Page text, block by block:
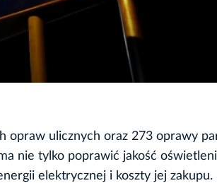
opraw ulicznych oraz 273 oprawy
nie tylko poprawić jakość
elektrycznej i koszty jej zakupu.